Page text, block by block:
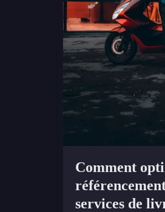
Comment
services de